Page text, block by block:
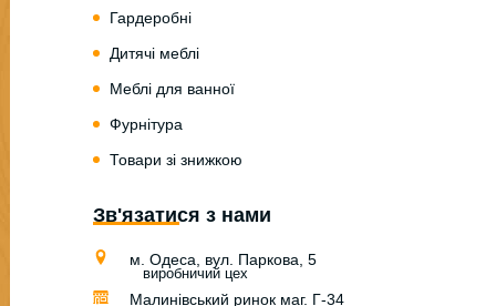
Гардеробні
Дитячі меблі
Меблі для ванної
Фурнітура
Товари зі знижкою
Зв'язатися з нами
м. Одеса, вул. Паркова, 5
виробничий цех
Малинівський ринок маг. Г-34